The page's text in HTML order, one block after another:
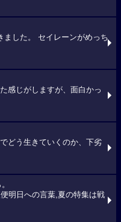
した。 セイレーンがめっち
感じがしますが、面白かっ
どう生きていくのか、下劣
明日への言葉,夏の特集は戦